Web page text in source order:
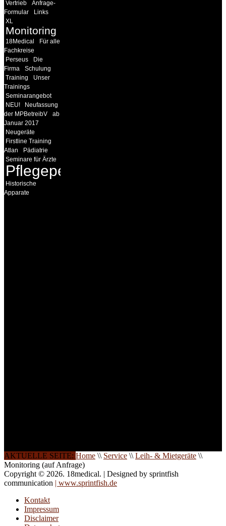
Vertrieb
Anfrage-
Formular
Links
XL
Monitoring
18Medical
Für alle
Fachkreise
Perseus
Die
Firma
Schulung
Training
Unser
Trainings
Seminarangebot
NEU!
Neufassung
der MPBetreibV
ab
Januar 2017
Neugeräte
Firstline Training
Atlan
Pädiatrie
Seminare für Ärzte
Pflegepersonal
Historische
Apparate
AKTUELLE SEITE: Home \\ Service \\ Leih- & Mietgeräte \\
Monitoring (auf Anfrage)
Copyright © 2026. 18medical. | Designed by sprintfish
communication | www.sprintfish.de
Kontakt
Impressum
Disclaimer